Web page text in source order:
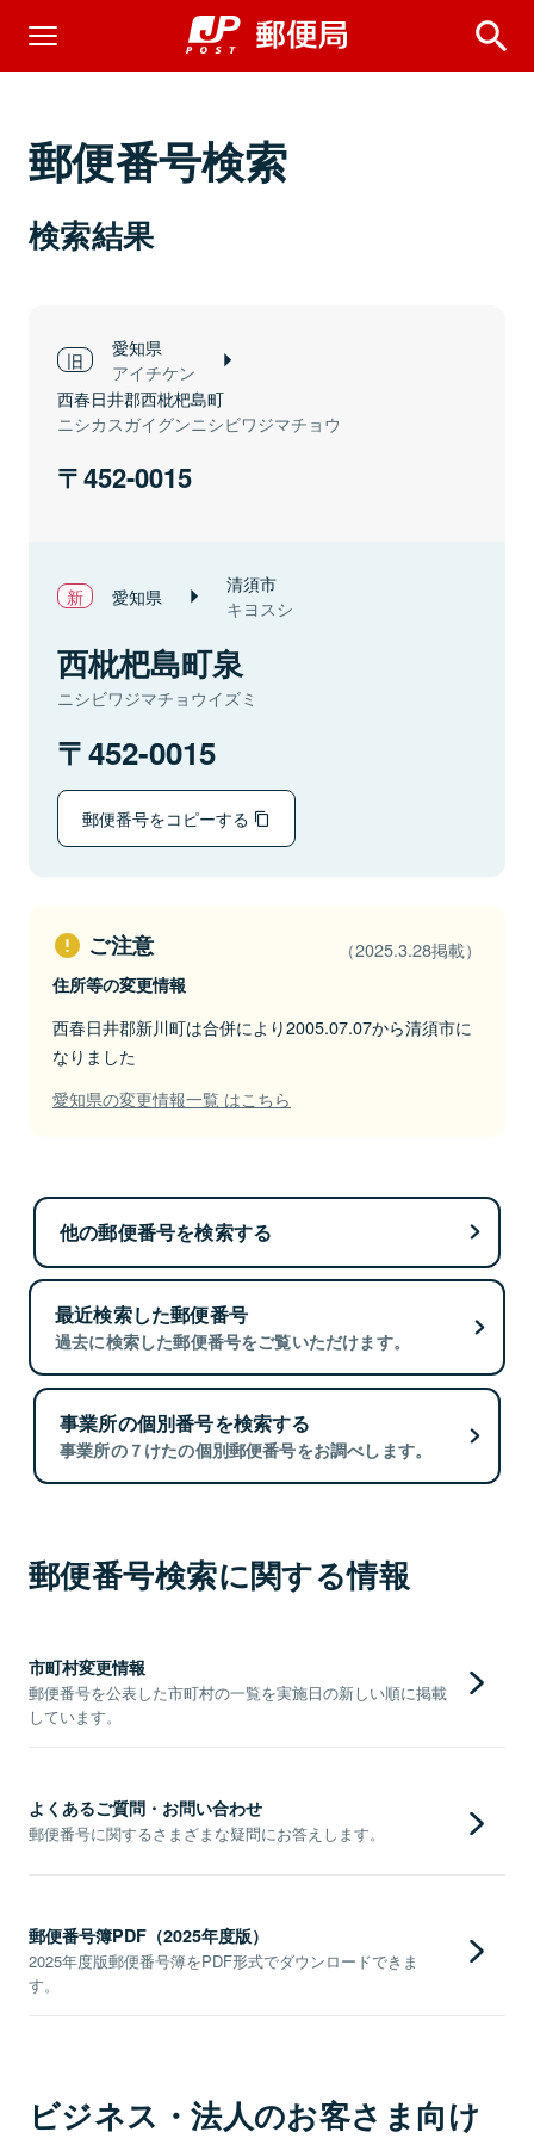
郵便番号検索
検索結果
愛知県
アイチケン
西春日井郡西枇杷島町
ニシカスガイグンニシビワジマチョウ
452-0015
愛知県 清須市
キヨスシ
西枇杷島町泉
ニシビワジマチョウイズミ
452-0015
郵便番号をコピーする
ご注意 （2025.3.28掲載）
住所等の変更情報
西春日井郡新川町は合併により2005.07.07から清須市に
なりました
愛知県の変更情報一覧 はこちら
他の郵便番号を検索する
最近検索した郵便番号
過去に検索した郵便番号をご覧いただけます。
事業所の個別番号を検索する
事業所の７けたの個別郵便番号をお調べします。
郵便番号検索に関する情報
市町村変更情報
郵便番号を公表した市町村の一覧を実施日の新しい順に掲載
しています。
よくあるご質問・お問い合わせ
郵便番号に関するさまざまな疑問にお答えします。
郵便番号簿PDF（2025年度版）
2025年度版郵便番号簿をPDF形式でダウンロードできま
す。
ビジネス・法人のお客さま向け